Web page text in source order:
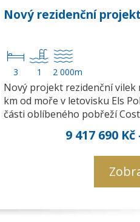
Nový rezidenční
3 1 2 000m
Nový projekt rezidenční vilek
km od moře v letovisku Els
části oblíbeného pobřeží
9 417 690 Kč